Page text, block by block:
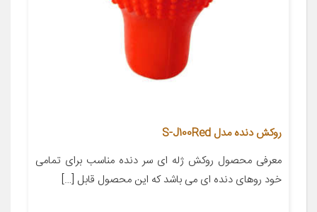
روکش دنده مدل S-J100Red
معرفی محصول روکش ژله ای سر دنده مناسب برای تمامی
خود روهای دنده ای می باشد که این محصول قابل […]